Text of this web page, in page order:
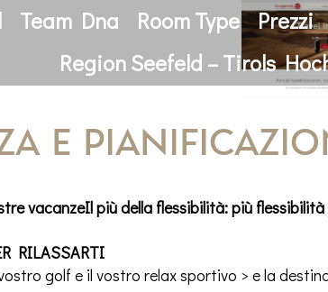
Team Dna Room Type Prezzi
Region Seefeld – Tirols
e
vacanzeIl più della flessibilità: più
RILASSARTI
golf e il vostro relax sportivo > e la